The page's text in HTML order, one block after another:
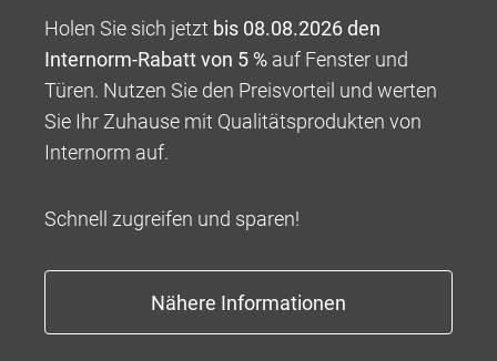
100 % VERANTWORTUNG
Wir bieten Ihnen ein Rundum-sorglos-Paket für die
beginnend mit einer kompetenten Beratung über eine
Garantieleistungen, die weit über das übliche Maß
hinausgehen.
Holen Sie sich jetzt bis 08.08.2026 den
Internorm-Rabatt von 5 % auf Fenster und
Türen. Nutzen Sie den Preisvorteil und werten
Sie Ihr Zuhause mit Qualitätsprodukten von
Internorm auf.
Schnell zugreifen und sparen!